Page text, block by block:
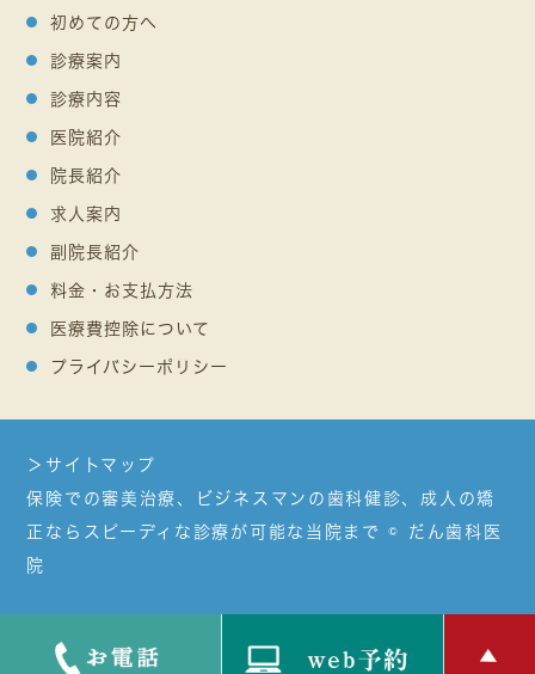
初めての方へ
診療案内
診療内容
医院紹介
院長紹介
求人案内
副院長紹介
料金・お支払方法
医療費控除について
プライバシーポリシー
＞サイトマップ
保険での審美治療、ビジネスマンの歯科健診、成人の矯
正ならスピーディな診療が可能な当院まで © だん歯科医
院